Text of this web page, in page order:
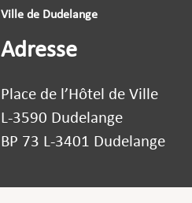
Ville de Dudelange
Adresse
Place de l’Hôtel de Ville
L-3590 Dudelange
BP 73 L-3401 Dudelange